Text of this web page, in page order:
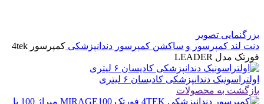
بزرگنمایی تصویر
دنت لند کمپرسور و ساکشن کمپرسور دندانپزشکی
کمپرسور 4tek
فورتک مدل LEADER
اولتراسونیک دندانپزشکی کادیسان ۶ لیتری
بازگشت به محصولات